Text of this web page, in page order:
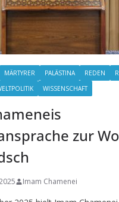
MÄRTYRER PALÄSTINA REDEN
WISSENSCHAFT
zur
Imam Chamenei